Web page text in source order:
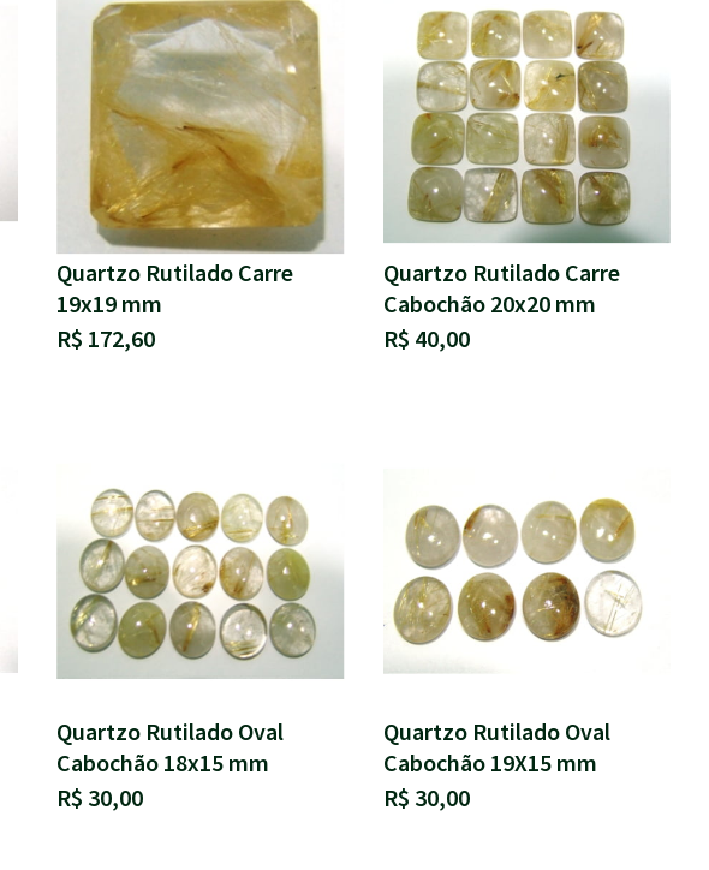
Quartzo Rutilado Carre
19x19 mm
R$ 172,60
Quartzo Rutilado Carre
Cabochão 20x20 mm
R$ 40,00
Quartzo Rutilado Oval
Cabochão 18x15 mm
R$ 30,00
Quartzo Rutilado Oval
Cabochão 19X15 mm
R$ 30,00